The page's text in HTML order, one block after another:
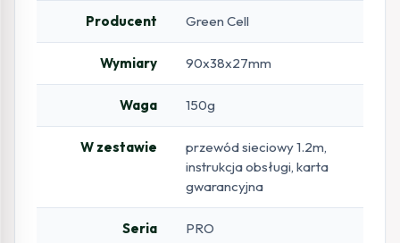
Producent Green Cell
Wymiary 90x38x27mm
Waga 150g
W zestawie
przewód sieciowy 1.2m,
instrukcja obsługi, karta
gwarancyjna
Seria PRO